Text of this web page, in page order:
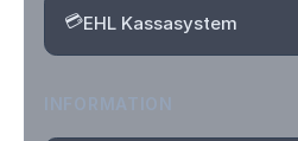
💳EHL Kassasystem